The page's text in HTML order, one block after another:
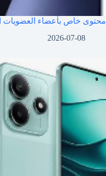
محتوى خاص بأعضاء العضويات
2026-07-08